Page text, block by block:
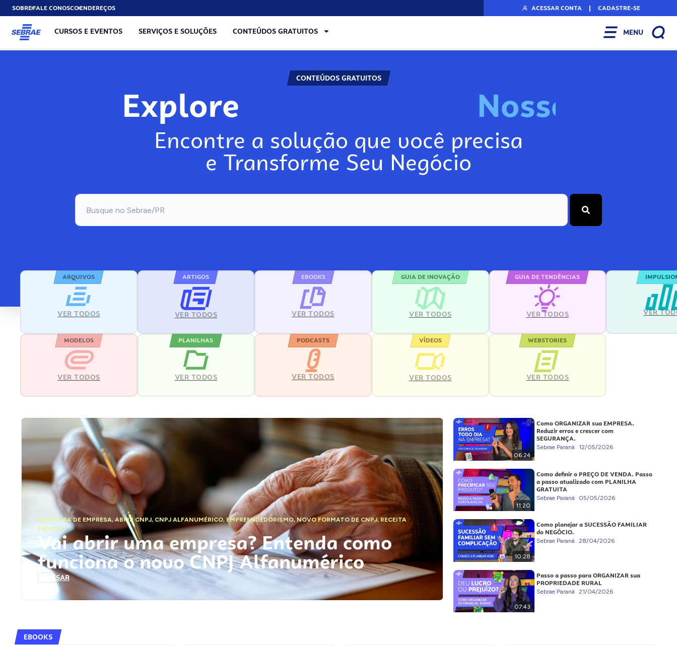
SOBREFALE CONOSCOENDEREÇOS ACESSAR CONTA | CADASTRE-SE
CURSOS E EVENTOS SERVIÇOS E SOLUÇÕES CONTEÚDOS GRATUITOS MENU
CONTEÚDOS GRATUITOS
Explore Nosso
Encontre a solução que você precisa
e Transforme Seu Negócio
ARQUIVOS
VER TODOS
ARTIGOS
VER TODOS
EBOOKS
VER TODOS
GUIA DE INOVAÇÃO
VER TODOS
GUIA DE TENDÊNCIAS
VER TODOS VER
MODELOS
VER TODOS
PLANILHAS
VER TODOS
PODCASTS
VER TODOS
VÍDEOS
VER TODOS
WEBSTORIES
VER TODOS
ABERTURA DE EMPRESA,ABRIR CNPJ, CNPJ ALFANUMÉRICO, EMPREENDEDORISMO,NOVO FORMATO DE CNPJ,RECEITA
FEDERAL
Vai abrir uma empresa? Entenda como
funciona o novo CNPJ Alfanumérico
ACESSAR
06:24
Como ORGANIZAR sua EMPRESA.
Reduzir erros e crescer com
SEGURANÇA.
Sebrae Paraná 12/05/2026
11:20
Como definir o PREÇO DE VENDA. Passo
a passo atualizado com PLANILHA
GRATUITA
Sebrae Paraná 05/05/2026
10:28
Como planejar a SUCESSÃO FAMILIAR
do NEGÓCIO.
Sebrae Paraná 28/04/2026
07:43
Passo a passo para ORGANIZAR sua
PROPRIEDADE RURAL
Sebrae Paraná 21/04/2026
EBOOKS